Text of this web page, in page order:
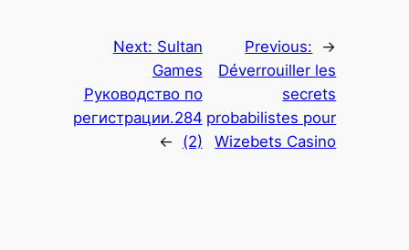
←
Previous:
Déverrouiller les
secrets
probabilistes pour
Wizebets Casino
Next: Sultan
Games
Руководство по
регистрации.284
(2)
→